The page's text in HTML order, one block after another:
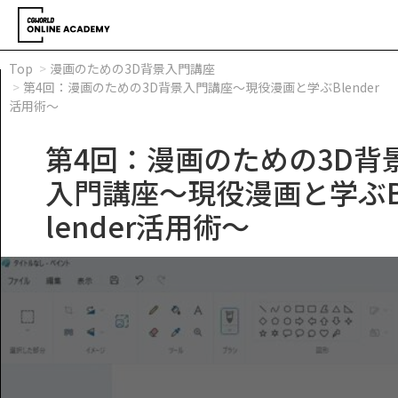
Top
漫画のための3D背景入門講座
第4回：漫画のための3D背景入門講座～現役漫画と学ぶBlender
活用術～
第4回：漫画のための3D背
入門講座～現役漫画と学ぶ
lender活用術～